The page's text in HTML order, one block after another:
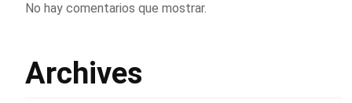
No hay comentarios que mostrar.
Archives